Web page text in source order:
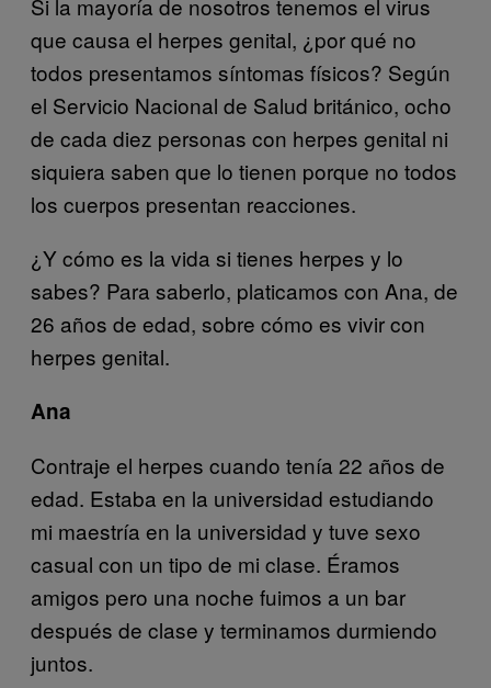
que causa el herpes genital, ¿por qué no
todos presentamos síntomas físicos? Según
el Servicio Nacional de Salud británico, ocho
de cada diez personas con herpes genital ni
siquiera saben que lo tienen porque no todos
los cuerpos presentan reacciones.
¿Y cómo es la vida si tienes herpes y lo
sabes? Para saberlo, platicamos con Ana, de
26 años de edad, sobre cómo es vivir con
herpes genital.
Ana
Contraje el herpes cuando tenía 22 años de
edad. Estaba en la universidad estudiando
mi maestría en la universidad y tuve sexo
casual con un tipo de mi clase. Éramos
amigos pero una noche fuimos a un bar
después de clase y terminamos durmiendo
juntos.